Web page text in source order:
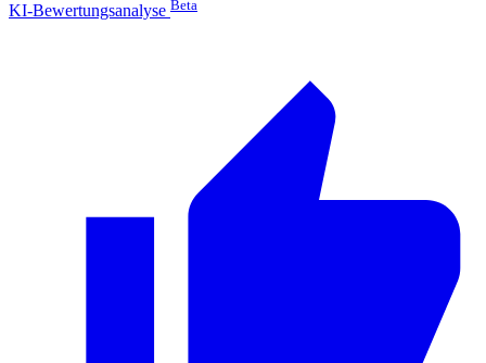
KI-Bewertungsanalyse Beta